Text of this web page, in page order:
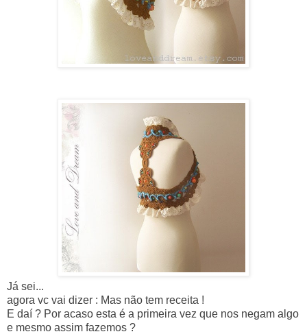
Já sei...
agora vc vai dizer : Mas não tem receita !
E daí ? Por acaso esta é a primeira vez que nos negam algo
e mesmo assim fazemos ?